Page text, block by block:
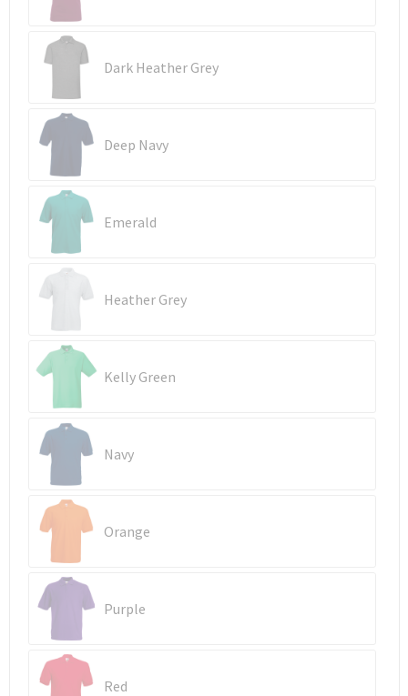
Reistassensets
Rugzakken
Schoenentassen
Schoudertassen
Sporttassen
Strandtassen
Toilettassen
Trolleys
Waterbestendige tassen
Werkkleding sets
Oog- en gelaatsbescherming
Hoofdbescherming
Gehoorbescherming
Ademhalingsbescherming
E.H.B.O.
Dark Heather Grey
Deep Navy
Emerald
Heather Grey
Kelly Green
Navy
Orange
Purple
Red